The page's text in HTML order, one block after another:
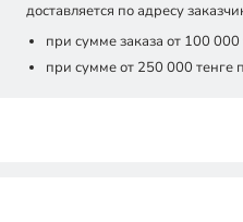
доставляется по адресу
при сумме заказа от 100
при сумме от 250 000 тенге